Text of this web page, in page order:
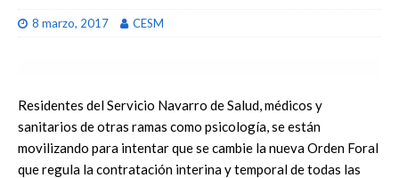
8 marzo, 2017 CESM
Residentes del Servicio Navarro de Salud, médicos y
sanitarios de otras ramas como psicología, se están
movilizando para intentar que se cambie la nueva Orden Foral
que regula la contratación interina y temporal de todas las